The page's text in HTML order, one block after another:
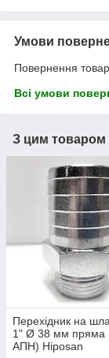
Умови
Повернення
Всі умови
З цим товаром
Перехідник на
1" Ø 38 мм пряма
АПН) Hiposan